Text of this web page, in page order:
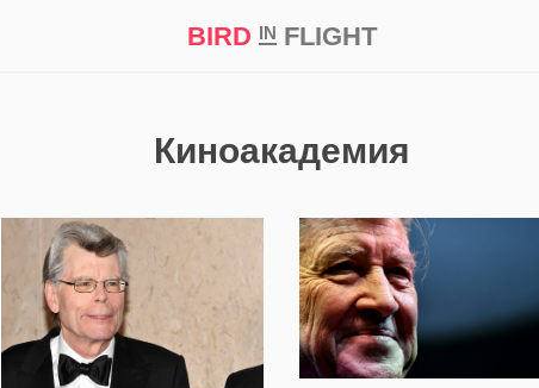
BIRD INFLIGHT
Киноакадемия
2 108 430